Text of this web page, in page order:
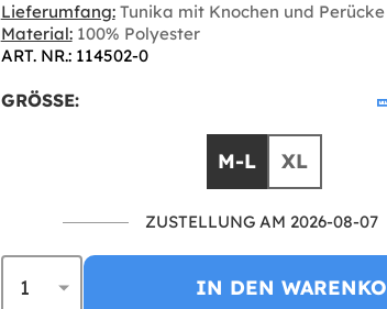
Lieferumfang:Tunika mit Knochen und
Material:100% Polyester
ART. NR.: 114502-0
GRÖSSE:
M-L XL
ZUSTELLUNG AM 2026-08-07
IN DEN